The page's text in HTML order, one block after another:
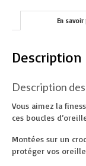
En savoir
Description
Description
Vous aimez la
ces boucles
Montées sur un
protéger vos